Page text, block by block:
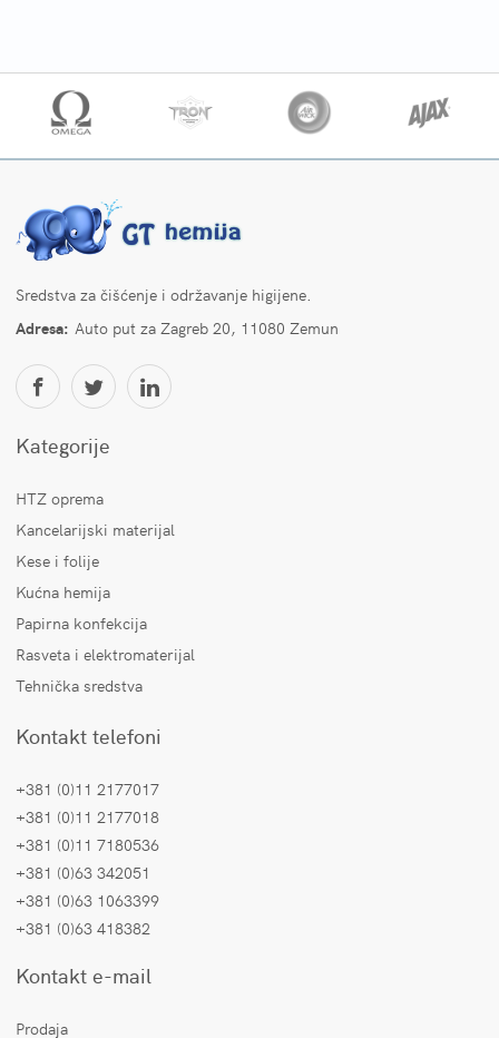
Sredstva za čišćenje i održavanje higijene.
Adresa: Auto put za Zagreb 20, 11080 Zemun
Kategorije
HTZ oprema
Kancelarijski materijal
Kese i folije
Kućna hemija
Papirna konfekcija
Rasveta i elektromaterijal
Tehnička sredstva
Kontakt telefoni
+381 (0)11 2177017
+381 (0)11 2177018
+381 (0)11 7180536
+381 (0)63 342051
+381 (0)63 1063399
+381 (0)63 418382
Kontakt e-mail
Prodaja